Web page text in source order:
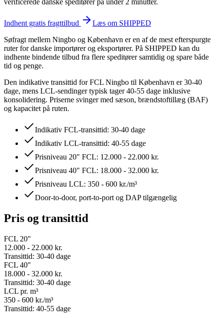
Indhent gratis fragttilbud
Læs om SHIPPED
Søfragt mellem Ningbo og København er en af de mest efterspurgte
ruter for danske importører og eksportører. På SHIPPED kan du
indhente bindende tilbud fra flere speditører samtidig og spare både
tid og penge.
Den indikative transittid for FCL Ningbo til København er 30-40
dage, mens LCL-sendinger typisk tager 40-55 dage inklusive
konsolidering. Priserne svinger med sæson, brændstoftillæg (BAF)
og kapacitet på ruten.
Indikativ FCL-transittid: 30-40 dage
Indikativ LCL-transittid: 40-55 dage
Prisniveau 20" FCL: 12.000 - 22.000 kr.
Prisniveau 40" FCL: 18.000 - 32.000 kr.
Prisniveau LCL: 350 - 600 kr./m³
Door-to-door, port-to-port og DAP tilgængelig
Pris og transittid
FCL 20"
12.000 - 22.000 kr.
Transittid: 30-40 dage
FCL 40"
18.000 - 32.000 kr.
Transittid: 30-40 dage
LCL pr. m³
350 - 600 kr./m³
Transittid: 40-55 dage